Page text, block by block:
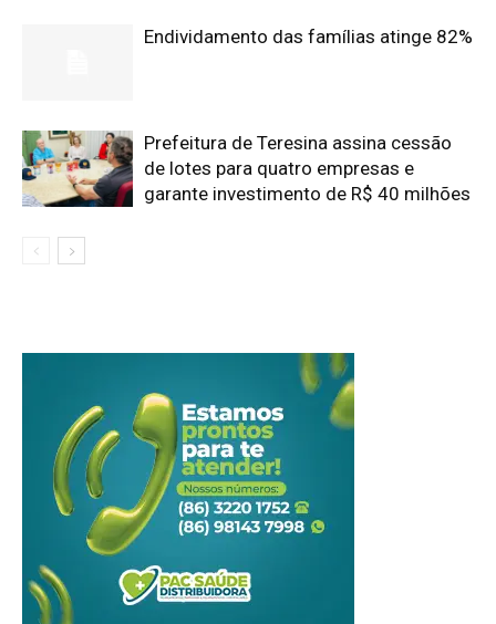
Endividamento das famílias atinge 82%
Prefeitura de Teresina assina cessão
de lotes para quatro empresas e
garante investimento de R$ 40 milhões